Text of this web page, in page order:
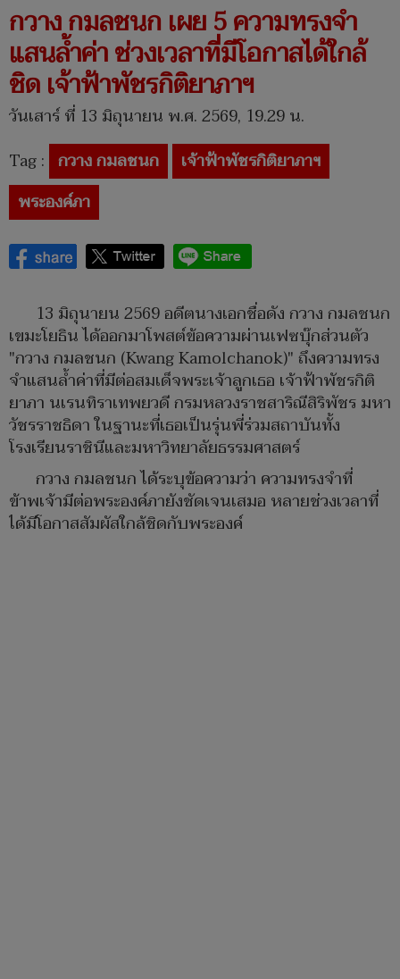
กวาง กมลชนก เผย 5 ความทรงจำ
แสนล้ำค่า ช่วงเวลาที่มีโอกาสได้ใกล้
ชิด เจ้าฟ้าพัชรกิติยาภาฯ
วันเสาร์ ที่ 13 มิถุนายน พ.ศ. 2569, 19.29 น.
Tag : กวาง กมลชนก
เจ้าฟ้าพัชรกิติยาภาฯ
พระองค์ภา
13 มิถุนายน 2569 อดีตนางเอกชื่อดัง กวาง กมลชนก
เขมะโยธิน ได้ออกมาโพสต์ข้อความผ่านเฟซบุ๊กส่วนตัว
"กวาง กมลชนก (Kwang Kamolchanok)" ถึงความทรง
จำแสนล้ำค่าที่มีต่อสมเด็จพระเจ้าลูกเธอ เจ้าฟ้าพัชรกิติ
ยาภา นเรนทิราเทพยวดี กรมหลวงราชสาริณีสิริพัชร มหา
วัชรราชธิดา ในฐานะที่เธอเป็นรุ่นพี่ร่วมสถาบันทั้ง
โรงเรียนราชินีและมหาวิทยาลัยธรรมศาสตร์
กวาง กมลชนก ได้ระบุข้อความว่า ความทรงจำที่
ข้าพเจ้ามีต่อพระองค์ภายังชัดเจนเสมอ หลายช่วงเวลาที่
ได้มีโอกาสสัมผัสใกล้ชิดกับพระองค์